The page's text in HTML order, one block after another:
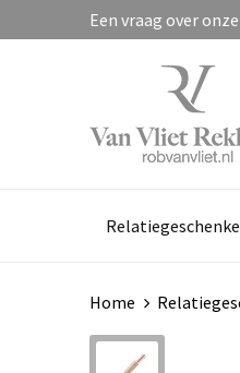
Een vraag over
Home